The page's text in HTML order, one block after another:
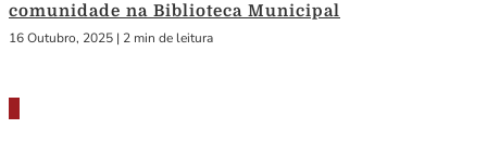
comunidade na Biblioteca Municipal
16 Outubro, 2025 | 2 min de leitura